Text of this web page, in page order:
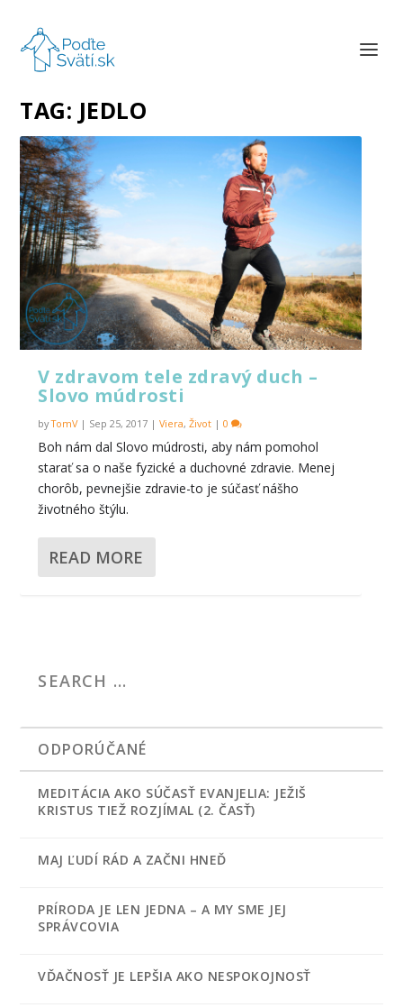
TAG: JEDLO
V zdravom tele zdravý duch –
Slovo múdrosti
byTomV| Sep 25, 2017 |Viera,Život |0
Boh nám dal Slovo múdrosti, aby nám pomohol
starať sa o naše fyzické a duchovné zdravie. Menej
chorôb, pevnejšie zdravie-to je súčasť nášho
životného štýlu.
READ MORE
ODPORÚČANÉ
MEDITÁCIA AKO SÚČASŤ EVANJELIA: JEŽIŠ
KRISTUS TIEŽ ROZJÍMAL (2. ČASŤ)
MAJ ĽUDÍ RÁD A ZAČNI HNEĎ
PRÍRODA JE LEN JEDNA – A MY SME JEJ
SPRÁVCOVIA
VĎAČNOSŤ JE LEPŠIA AKO NESPOKOJNOSŤ